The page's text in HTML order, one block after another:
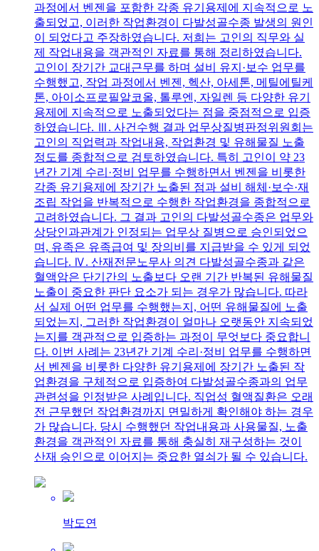
과정에서 벤젠을 포함한 각종 유기용제에 지속적으로 노
출되었고, 이러한 작업환경이 다발성골수종 발생의 원인
이 되었다고 주장하였습니다. 저희는 고인의 직무와 실
제 작업내용을 객관적인 자료를 통해 정리하였습니다.
고인이 장기간 교대근무를 하며 설비 유지·보수 업무를
수행했고, 작업 과정에서 벤젠, 헥산, 아세톤, 메틸에틸케
톤, 아이소프로필알코올, 톨루엔, 자일렌 등 다양한 유기
용제에 지속적으로 노출되었다는 점을 중점적으로 입증
하였습니다. Ⅲ. 사건수행 결과 업무상질병판정위원회는
고인의 직업력과 작업내용, 작업환경 및 유해물질 노출
정도를 종합적으로 검토하였습니다. 특히 고인이 약 23
년간 기계 수리·정비 업무를 수행하면서 벤젠을 비롯한
각종 유기용제에 장기간 노출된 점과 설비 해체·보수·재
조립 작업을 반복적으로 수행한 작업환경을 종합적으로
고려하였습니다. 그 결과 고인의 다발성골수종은 업무와
상당인과관계가 인정되는 업무상 질병으로 승인되었으
며, 유족은 유족급여 및 장의비를 지급받을 수 있게 되었
습니다. Ⅳ. 산재전문노무사 의견 다발성골수종과 같은
혈액암은 단기간의 노출보다 오랜 기간 반복된 유해물질
노출이 중요한 판단 요소가 되는 경우가 많습니다. 따라
서 실제 어떤 업무를 수행했는지, 어떤 유해물질에 노출
되었는지, 그러한 작업환경이 얼마나 오랫동안 지속되었
는지를 객관적으로 입증하는 과정이 무엇보다 중요합니
다. 이번 사례는 23년간 기계 수리·정비 업무를 수행하면
서 벤젠을 비롯한 다양한 유기용제에 장기간 노출된 작
업환경을 구체적으로 입증하여 다발성골수종과의 업무
관련성을 인정받은 사례입니다. 직업성 혈액질환은 오래
전 근무했던 작업환경까지 면밀하게 확인해야 하는 경우
가 많습니다. 당시 수행했던 작업내용과 사용물질, 노출
환경을 객관적인 자료를 통해 충실히 재구성하는 것이
산재 승인으로 이어지는 중요한 열쇠가 될 수 있습니다.
박도연